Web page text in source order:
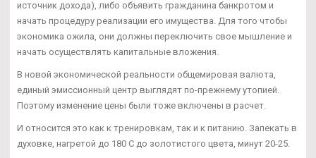
источник дохода), либо объявить гражданина банкротом и
начать процедуру реализации его имущества. Для того чтобы
экономика ожила, они должны переключить свое мышление и
начать осуществлять капитальные вложения.
В новой экономической реальности общемировая валюта,
единый эмиссионный центр выглядят по-прежнему утопией.
Поэтому изменение цены были тоже включены в расчет.
И относится это как к тренировкам, так и к питанию. Запекать в
духовке, нагретой до 180 С до золотистого цвета, минут 20-25.